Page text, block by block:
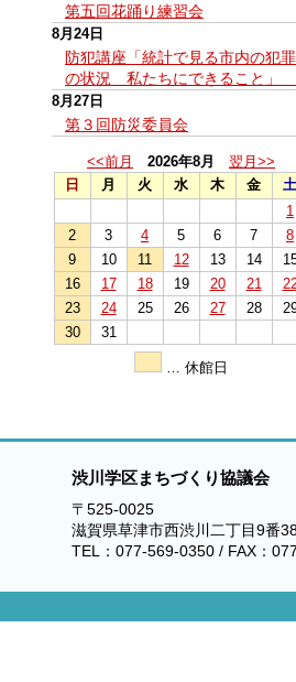
第五回花踊り練習会
8月24日
防犯講座「統計で見る市内の犯罪
の状況 私たちにできること」
8月27日
第３回防災委員会
<<前月 2026年8月
翌月>>
日
月 火 水 木 金
土
1
2
3 4 5 6 7
8
9
10 11 12 13 14
16
17 18 19 20 21
23
24 25 26 27 28
30
31
… 休館日
渋川学区まちづくり協議会
〒525-0025
滋賀県草津市西渋川二丁目9番
TEL：077-569-0350 / FAX：